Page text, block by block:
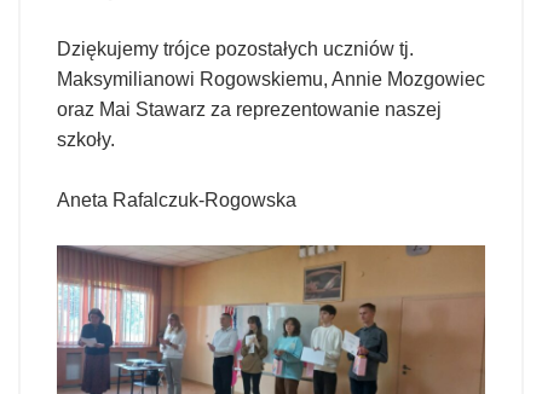
Dziękujemy trójce pozostałych uczniów tj.
Maksymilianowi Rogowskiemu, Annie Mozgowiec
oraz Mai Stawarz za reprezentowanie naszej
szkoły.
Aneta Rafalczuk-Rogowska